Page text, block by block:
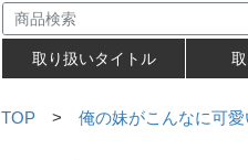
取り扱いタイトル
TOP > 俺の妹がこんなに可